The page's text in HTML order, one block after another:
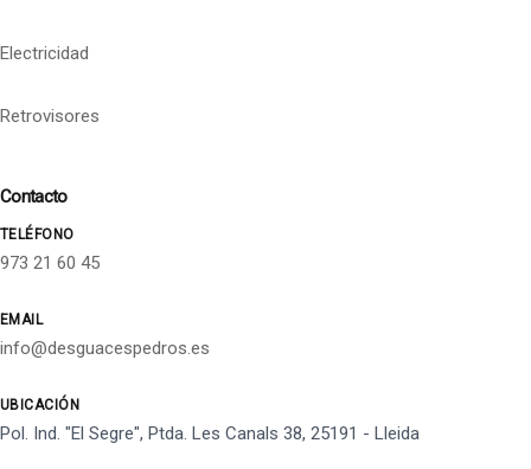
Electricidad
Retrovisores
Contacto
TELÉFONO
973 21 60 45
EMAIL
info@desguacespedros.es
UBICACIÓN
Pol. Ind. "El Segre", Ptda. Les Canals 38, 25191 - Lleida